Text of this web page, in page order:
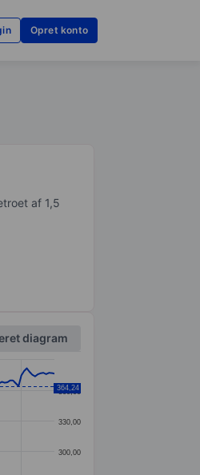
Opret konto
af 1,5
diagram
300,00
330,00
360,00
364,24